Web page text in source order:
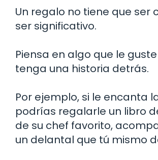
Un regalo no tiene que ser
ser significativo.
Piensa en algo que le
tenga una historia detrás.
Por ejemplo, si le encanta
podrías regalarle un libro
de su chef favorito,
un delantal que tú mismo